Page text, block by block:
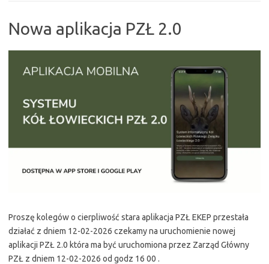
Nowa aplikacja PZŁ 2.0
Proszę kolegów o cierpliwość stara aplikacja PZŁ EKEP przestała
działać z dniem 12-02-2026 czekamy na uruchomienie nowej
aplikacji PZŁ 2.0 która ma być uruchomiona przez Zarząd Główny
PZŁ z dniem 12-02-2026 od godz 16 00 .